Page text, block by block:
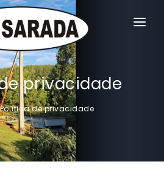
privacidade
Política de privacidade